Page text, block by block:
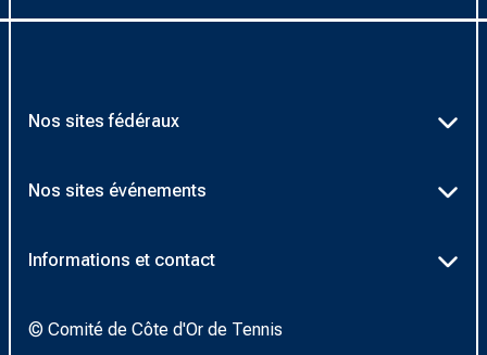
Nos sites fédéraux
Proshop FFT
Nos sites événements
Informations et contact
© Comité de Côte d'Or de Tennis